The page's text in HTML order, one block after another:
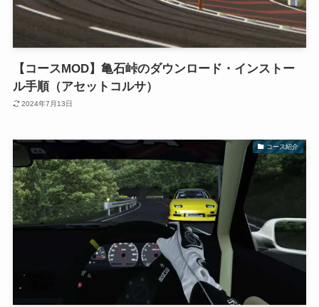
【コースMOD】亀石峠のダウンロード・インストー
ル手順（アセットコルサ）
2024年7月13日
コース紹介